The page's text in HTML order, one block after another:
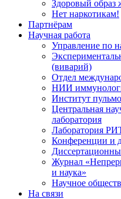
Здоровый образ
Нет наркотикам!
Партнёрам
Научная работа
Управление по
(виварий)
Отдел
НИИ
Институт
Центральная
лаборатория
Лаборатория
Конференции и
Журнал
и наука»
Научное
На связи